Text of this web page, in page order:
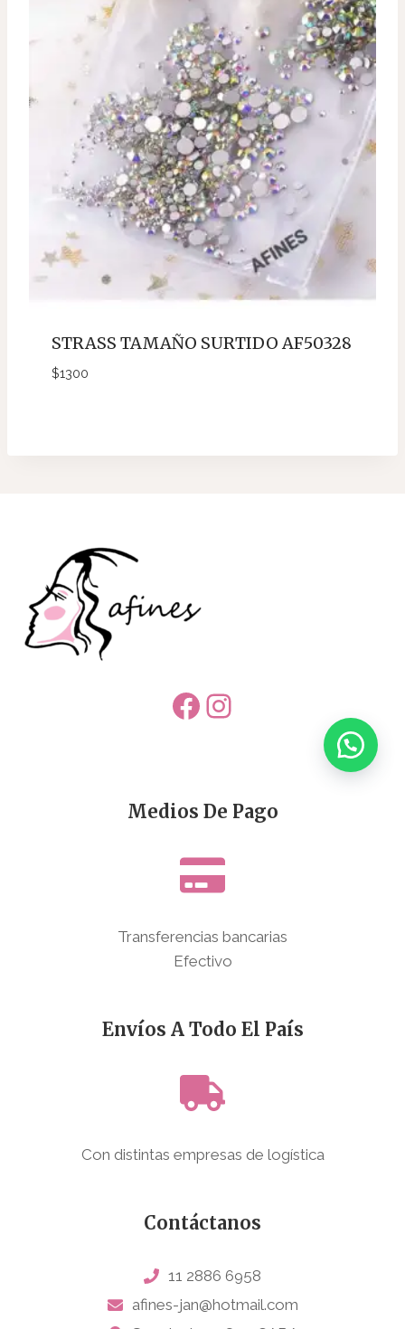
STRASS TAMAÑO SURTIDO AF50328
$1300
Facebook
Instagram
Medios De Pago
Transferencias bancarias
Efectivo
Envíos A Todo El País
Con distintas empresas de logística
Contáctanos
11 2886 6958
afines-jan@hotmail.com